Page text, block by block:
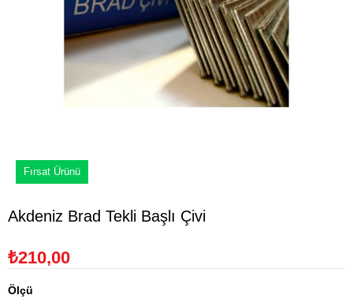
Fırsat Ürünü
Akdeniz Brad Tekli Başlı Çivi
₺210,00
Ölçü